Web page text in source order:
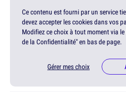
Ce contenu est fourni par un service
devez accepter les cookies dans vos
Modifiez ce choix à tout moment via
de la Confidentialité" en bas de page.
Gérer mes choix